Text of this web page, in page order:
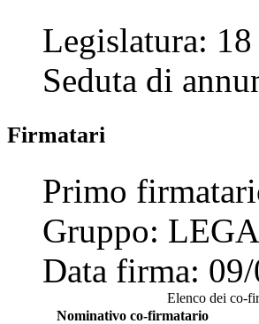
Legislatura: 18
Seduta di
Firmatari
Primo
Gruppo:
Data firma:
Elenco dei co-
Nominativo co-firmatario